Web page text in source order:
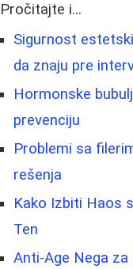
Pročitajte i...
Sigurnost
da znaju pre
Hormonske
prevenciju
Problemi sa
rešenja
Kako Izbiti Haos
Ten
Anti-Age Nega